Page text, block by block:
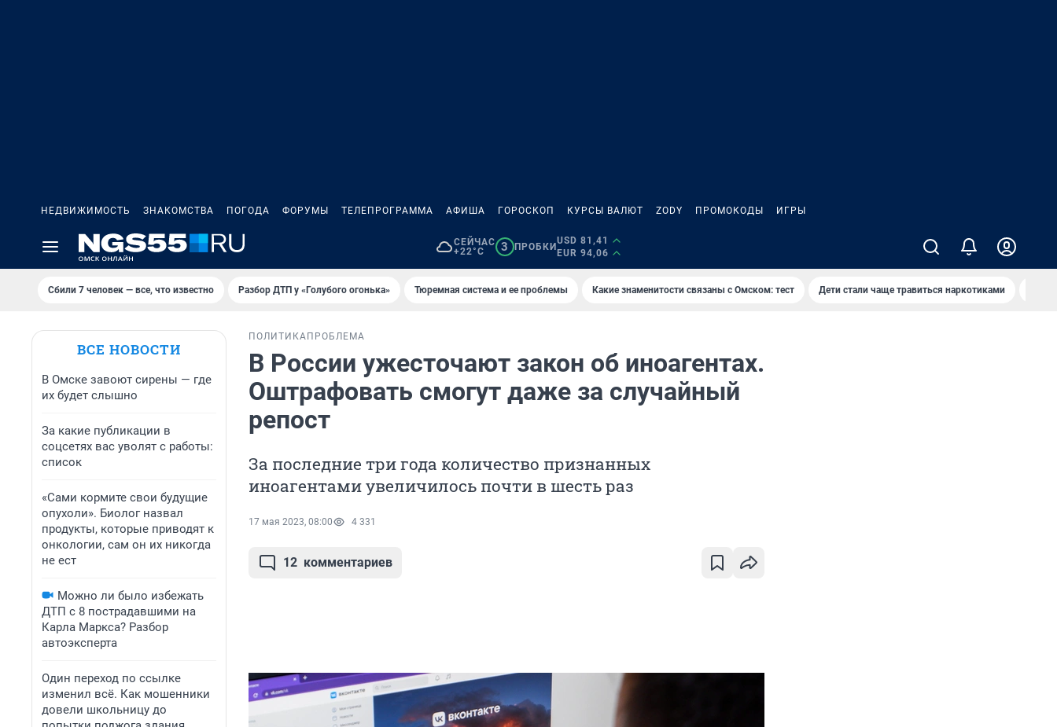
НЕДВИЖИМОСТЬ ЗНАКОМСТВА ПОГОДА ФОРУМЫ ТЕЛЕПРОГРАММА АФИША ГОРОСКОП КУРСЫ ВАЛЮТ ZODY ПРОМОКОДЫ ИГРЫ
СЕЙЧАС
+22°C
3 ПРОБКИ
USD 81,41
EUR 94,06
Сбили 7 человек — все, что известно Разбор ДТП у «Голубого огонька» Тюремная система и ее проблемы Какие знаменитости связаны с Омском: тест Дети стали чаще травиться наркотиками
ВСЕ НОВОСТИ
В Омске завоют сирены — где
их будет слышно
За какие публикации в
соцсетях вас уволят с работы:
список
«Сами кормите свои будущие
опухоли». Биолог назвал
продукты, которые приводят к
онкологии, сам он их никогда
не ест
Можно ли было избежать
ДТП с 8 пострадавшими на
Карла Маркса? Разбор
автоэксперта
Один переход по ссылке
изменил всё. Как мошенники
довели школьницу до
ПОЛИТИКА ПРОБЛЕМА
В России ужесточают закон об иноагентах.
Оштрафовать смогут даже за случайный
репост
За последние три года количество признанных
иноагентами увеличилось почти в шесть раз
17 мая 2023, 08:00 4 331
12 комментариев